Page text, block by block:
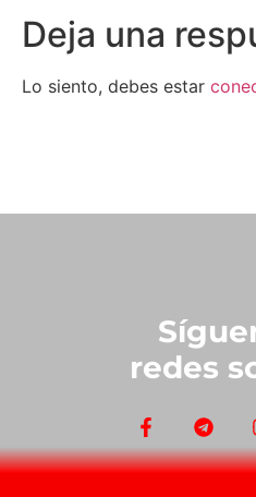
Deja una
Lo siento, debes estar
redes